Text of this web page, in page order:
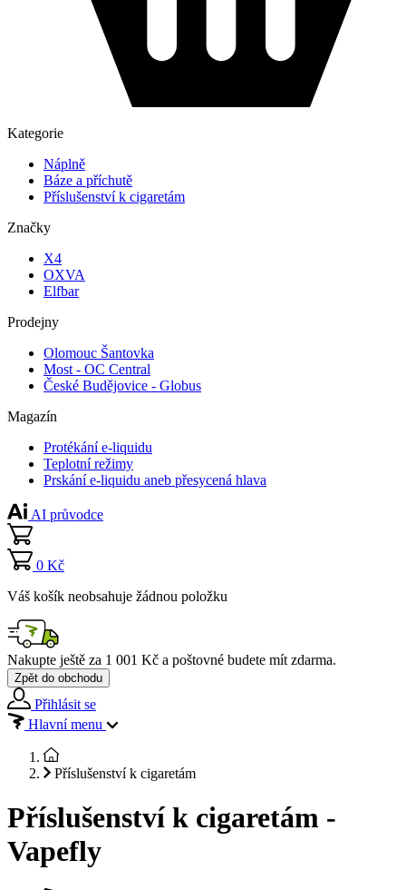
Kategorie
Náplně
Báze a příchutě
Příslušenství k cigaretám
Značky
X4
OXVA
Elfbar
Prodejny
Olomouc Šantovka
Most - OC Central
České Budějovice - Globus
Magazín
Protékání e-liquidu
Teplotní režimy
Prskání e-liquidu aneb přesycená hlava
AI průvodce
0 Kč
Váš košík neobsahuje žádnou položku
Nakupte ještě za 1 001 Kč a poštovné budete mít zdarma.
Zpět do obchodu
Přihlásit se
Hlavní menu
Příslušenství k cigaretám
Příslušenství k cigaretám -
Vapefly